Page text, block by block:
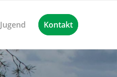
Jugend Kontakt